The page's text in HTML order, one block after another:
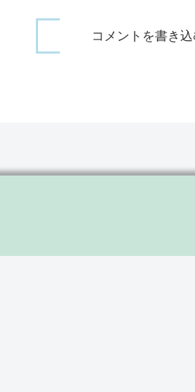
コメントを書き込